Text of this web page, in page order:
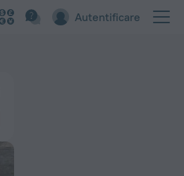
Autentificare